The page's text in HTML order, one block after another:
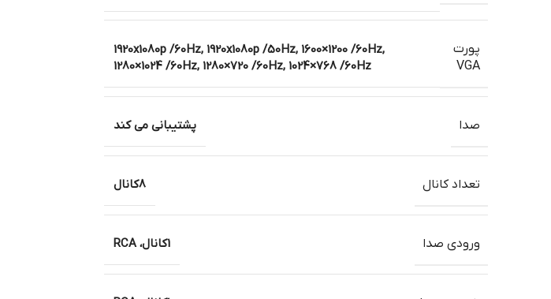
پورت
VGA
1920x1080p /60Hz, 1920x1080p /50Hz, 1600×1200 /60Hz,
1280×1024 /60Hz, 1280×720 /60Hz, 1024×768 /60Hz
صدا پشتیبانی می کند
تعداد کانال 8کانال
ورودی صدا 1کانال، RCA